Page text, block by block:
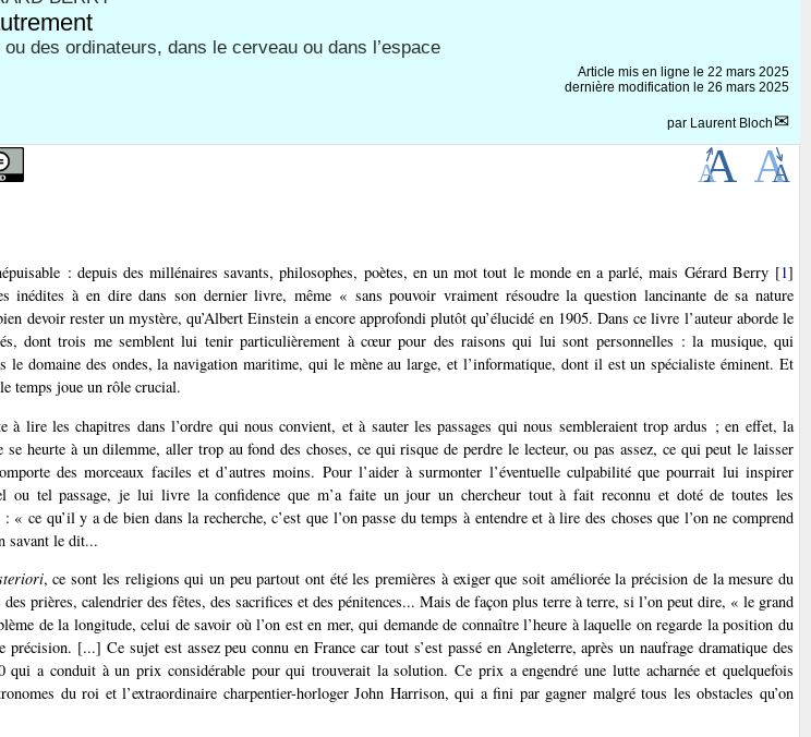
des ordinateurs, dans le cerveau ou dans l’espace
Article mis en ligne le 22 mars 2025
dernière modification le 26 mars 2025
par Laurent Bloch
: depuis des millénaires savants, philosophes, poètes, en un mot tout le monde en a parlé, mais Gérard Berry[1]
inédites à en dire dans son dernier livre, même « sans pouvoir vraiment résoudre la question lancinante de sa nature
devoir rester un mystère, qu’Albert Einstein a encore approfondi plutôt qu’élucidé en 1905. Dans ce livre l’auteur aborde le
dont trois me semblent lui tenir particulièrement à cœur pour des raisons qui lui sont personnelles : la musique, qui
le domaine des ondes, la navigation maritime, qui le mène au large, et l’informatique, dont il est un spécialiste éminent. Et
temps joue un rôle crucial.
à lire les chapitres dans l’ordre qui nous convient, et à sauter les passages qui nous sembleraient trop ardus ; en effet, la
heurte à un dilemme, aller trop au fond des choses, ce qui risque de perdre le lecteur, ou pas assez, ce qui peut le laisser
des morceaux faciles et d’autres moins. Pour l’aider à surmonter l’éventuelle culpabilité que pourrait lui inspirer
ou tel passage, je lui livre la confidence que m’a faite un jour un chercheur tout à fait reconnu et doté de toutes les
ce qu’il y a de bien dans la recherche, c’est que l’on passe du temps à entendre et à lire des choses que l’on ne comprend
savant le dit...
, ce sont les religions qui un peu partout ont été les premières à exiger que soit améliorée la précision de la mesure du
prières, calendrier des fêtes, des sacrifices et des pénitences... Mais de façon plus terre à terre, si l’on peut dire, « le grand
de la longitude, celui de savoir où l’on est en mer, qui demande de connaître l’heure à laquelle on regarde la position du
précision. [...] Ce sujet est assez peu connu en France car tout s’est passé en Angleterre, après un naufrage dramatique des
qui a conduit à un prix considérable pour qui trouverait la solution. Ce prix a engendré une lutte acharnée et quelquefois
du roi et l’extraordinaire charpentier-horloger John Harrison, qui a fini par gagner malgré tous les obstacles qu’on